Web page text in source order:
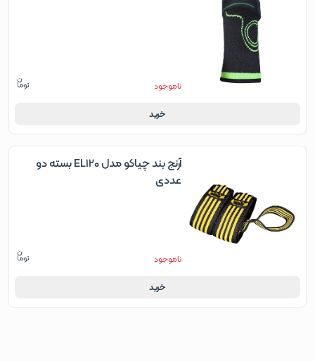
ناموجود
خرید
آرنج بند چیاکو مدل EL120 بسته دو
عددی
ناموجود
خرید